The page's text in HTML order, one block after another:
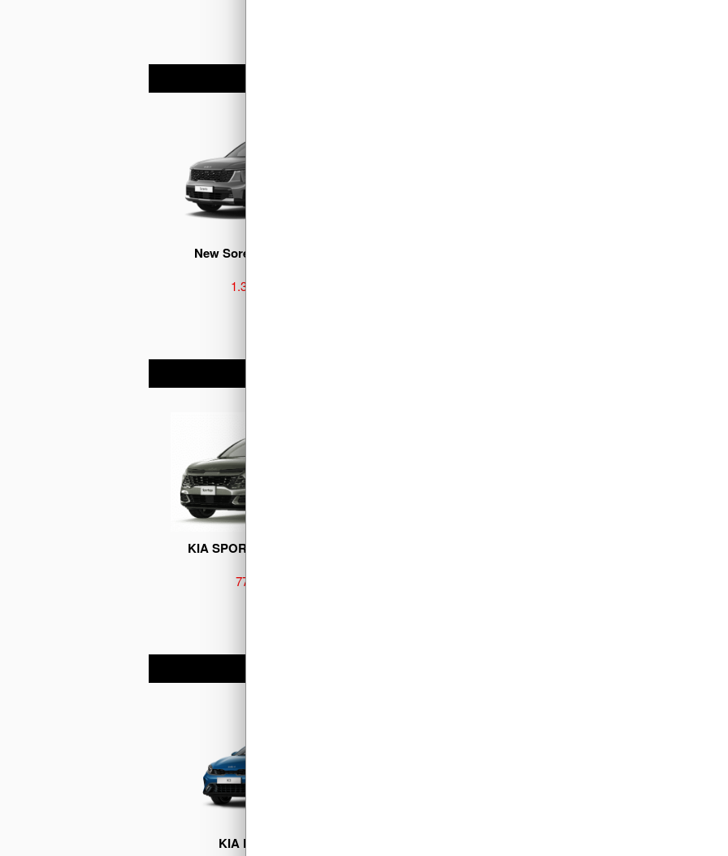
New Sorento Signature 2.2D
1.319.000.000 đ
KIA SPORTAGE 2.0G LUXURY
779.000.000 đ
KIA K3 Luxury 1.6G